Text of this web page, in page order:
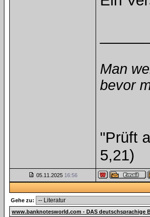
Man
bevor
"Prüft
5,21)
05.11.2025 16:56
Gehe zu:
www.banknotesworld.com - DAS deutschsprachige